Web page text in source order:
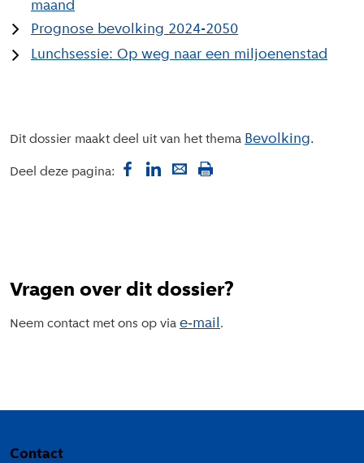
maand
Prognose bevolking 2024-2050
Lunchsessie: Op weg naar een miljoenenstad
Dit dossier maakt deel uit van het thema Bevolking
Deel deze pagina:
Vragen over dit dossier?
Neem contact met ons op via e‑mail .
Contact